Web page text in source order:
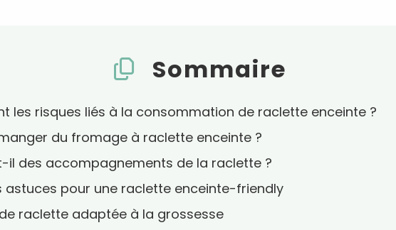
Sommaire
les risques liés à la consommation de raclette enceinte ?
du fromage à raclette enceinte ?
il des accompagnements de la raclette ?
astuces pour une raclette enceinte-friendly
raclette adaptée à la grossesse